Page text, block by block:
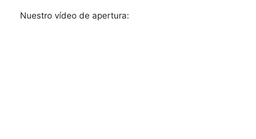
Nuestro vídeo de apertura: